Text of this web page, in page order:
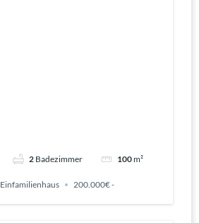
2 Badezimmer 100m²
Einfamilienhaus 200.000€ -